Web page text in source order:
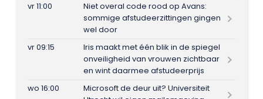
vr 11:00
Niet overal code rood op Avans:
sommige afstudeerzittingen gingen
wel door
vr 09:15
Iris maakt met één blik in de spiegel
onveiligheid van vrouwen zichtbaar
en wint daarmee afstudeerprijs
wo 16:00
Microsoft de deur uit? Universiteit